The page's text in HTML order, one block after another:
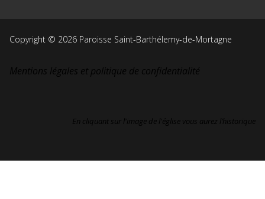
Copyright © 2026 Paroisse Saint-Barthélemy-de-Mortagne
Mentions légales et politique de confidentialité
En cliquant sur l'image de l'église vous aurez l’historique